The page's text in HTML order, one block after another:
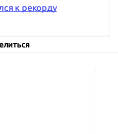
к рекорду